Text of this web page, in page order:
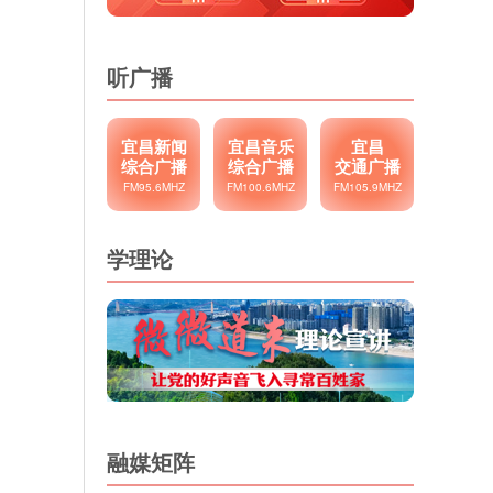
听广播
宜昌新闻
综合广播
FM95.6MHZ
宜昌音乐
综合广播
FM100.6MHZ
宜昌
交通广播
FM105.9MHZ
学理论
融媒矩阵